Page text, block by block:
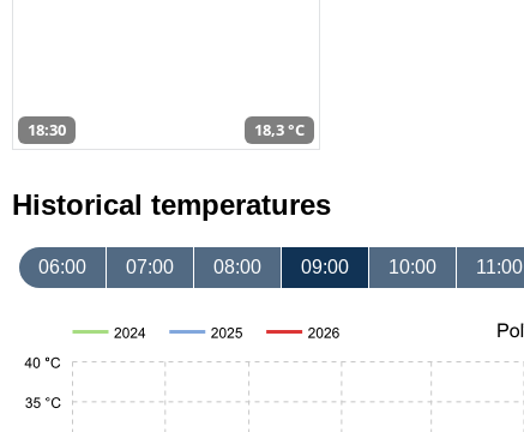
18:30 18,3 °C
Historical temperatures
06:00 07:00 08:00 09:00 10:00 11:00